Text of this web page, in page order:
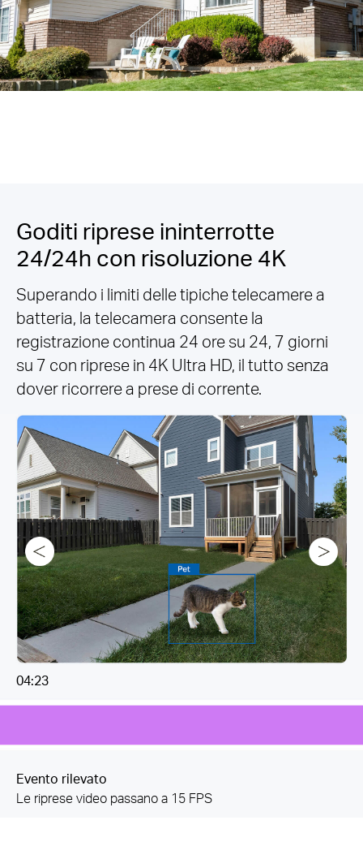
ora
Rilevamento persona
“Tapo C660 KIT” :
Persona rilevata alle
Goditi riprese ininterrotte
24/24h con risoluzione 4K
Superando i limiti delle tipiche telecamere a
batteria, la telecamera consente la
registrazione continua 24 ore su 24, 7 giorni
su 7 con riprese in 4K Ultra HD, il tutto senza
dover ricorrere a prese di corrente.
08:30 04:21 04:23 10:47
10:47
Senza eventi
Riprese video a 1 FPS